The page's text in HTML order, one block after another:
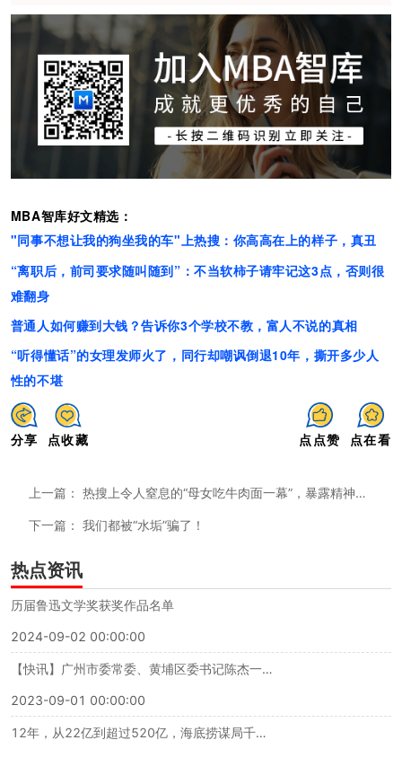
MBA智库好文精选：
"同事不想让我的狗坐我的车"上热搜：你高高在上的样子，真丑
“离职后，前司要求随叫随到”：不当软柿子请牢记这3点，否则很
难翻身
普通人如何赚到大钱？告诉你3个学校不教，富人不说的真相
“听得懂话”的女理发师火了，同行却嘲讽倒退10年，撕开多少人
性的不堪
分享 点收藏 点点赞 点在看
上一篇： 热搜上令人窒息的“母女吃牛肉面一幕”，暴露精神穷人可怕的三观
下一篇： 我们都被“水垢”骗了！
热点资讯
历届鲁迅文学奖获奖作品名单
2024-09-02 00:00:00
【快讯】广州市委常委、黄埔区委书记陈杰一行调研蜜蜂科技BEEPLUS
2023-09-01 00:00:00
12年，从22亿到超过520亿，海底捞谋局千亿背后的战略解码